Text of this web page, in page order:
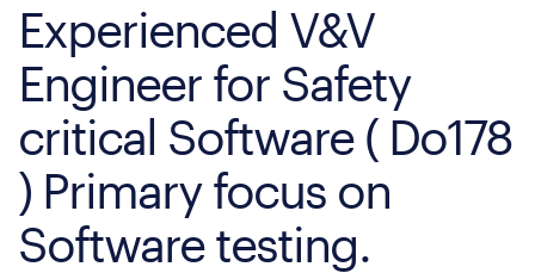
Experienced V&V
Engineer for Safety
critical Software ( Do178
) Primary focus on
Software testing.